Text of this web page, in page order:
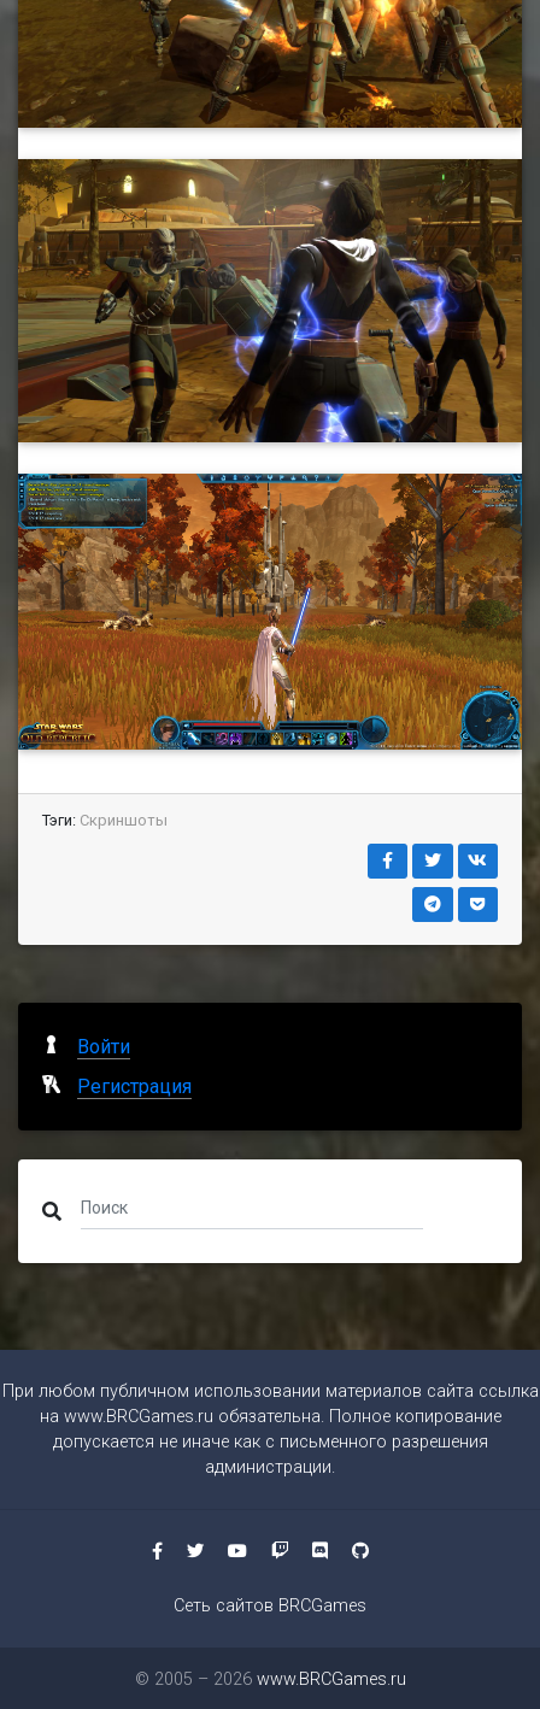
Тэги: Скриншоты
Войти
Регистрация
При любом публичном использовании материалов сайта ссылка
на www.BRCGames.ru обязательна. Полное копирование
допускается не иначе как с письменного разрешения
администрации.
Сеть сайтов BRCGames
© 2005 – 2026 www.BRCGames.ru